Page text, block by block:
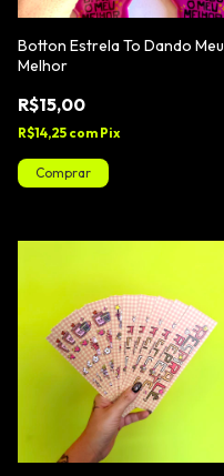
Botton Estrela To Dando Meu
Melhor
R$15,00
R$14,25 com Pix